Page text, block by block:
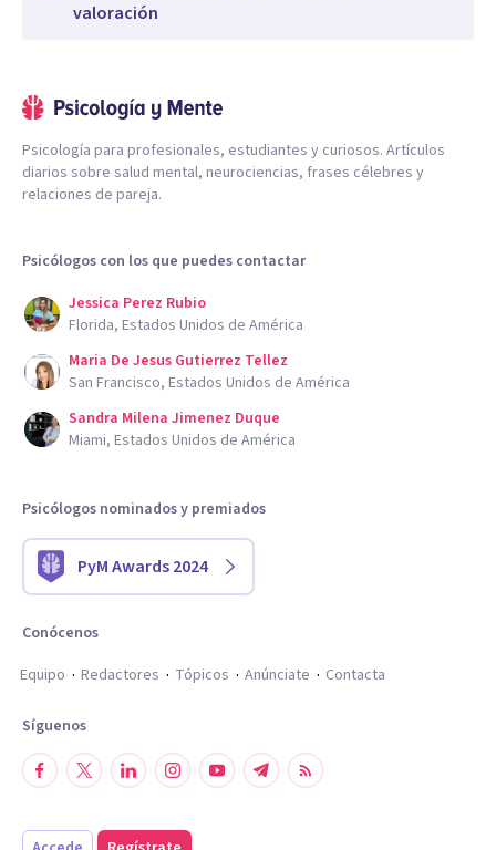
valoración
Psicología para profesionales, estudiantes y curiosos. Artículos
diarios sobre salud mental, neurociencias, frases célebres y
relaciones de pareja.
Psicólogos con los que puedes contactar
Jessica Perez Rubio
Florida, Estados Unidos de América
Maria De Jesus Gutierrez Tellez
San Francisco, Estados Unidos de América
Sandra Milena Jimenez Duque
Miami, Estados Unidos de América
Psicólogos nominados y premiados
PyM Awards 2024
Conócenos
Equipo
Redactores Tópicos Anúnciate Contacta
Síguenos